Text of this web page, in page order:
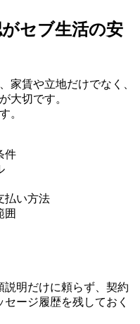
セブ生活の安
家賃や立地だけでなく、
大切です。
。
件
払い方法
囲
説明だけに頼らず、契約
ージ履歴を残しておく